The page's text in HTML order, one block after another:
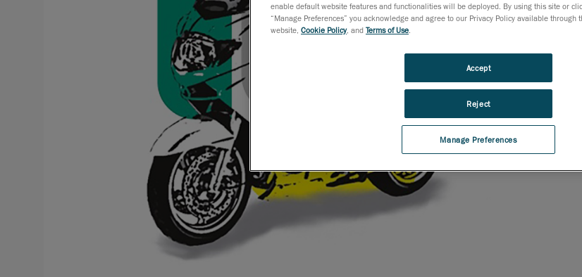
enable default website features and functionalities will be deployed. By using this site or
“Manage Preferences” you acknowledge and agree to our Privacy Policy available through
website, Cookie Policy, and Terms of Use
Manage Preferences
Reject
Accept